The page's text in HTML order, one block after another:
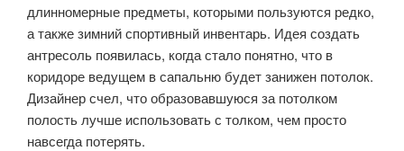
длинномерные предметы, которыми пользуются редко,
а также зимний спортивный инвентарь. Идея создать
антресоль появилась, когда стало понятно, что в
коридоре ведущем в сапальню будет занижен потолок.
Дизайнер счел, что образовавшуюся за потолком
полость лучше использовать с толком, чем просто
навсегда потерять.